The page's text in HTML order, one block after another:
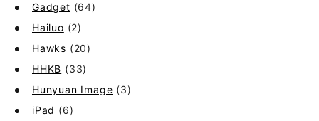
Gadget (64)
Hailuo (2)
Hawks (20)
HHKB (33)
Hunyuan Image (3)
iPad (6)